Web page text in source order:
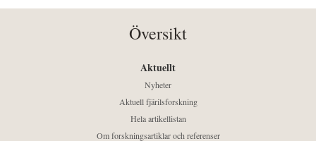
Översikt
Aktuellt
Nyheter
Aktuell fjärilsforskning
Hela artikellistan
Om forskningsartiklar och referenser